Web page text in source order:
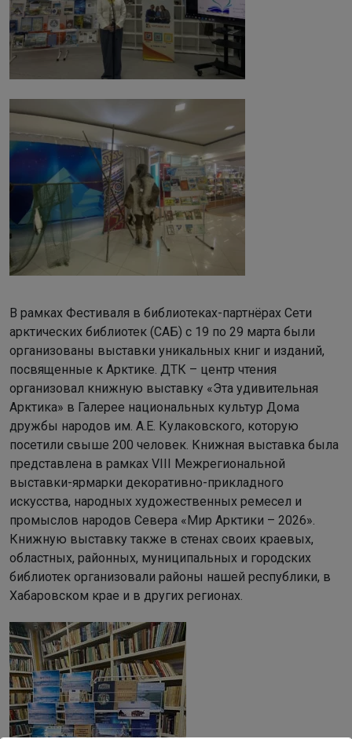
В рамках Фестиваля в библиотеках-партнёрах Сети
арктических библиотек (САБ) с 19 по 29 марта были
организованы выставки уникальных книг и изданий,
посвященные к Арктике. ДТК – центр чтения
организовал книжную выставку «Эта удивительная
Арктика» в Галерее национальных культур Дома
дружбы народов им. А.Е. Кулаковского, которую
посетили свыше 200 человек. Книжная выставка была
представлена в рамках VIII Межрегиональной
выставки-ярмарки декоративно-прикладного
искусства, народных художественных ремесел и
промыслов народов Севера «Мир Арктики – 2026».
Книжную выставку также в стенах своих краевых,
областных, районных, муниципальных и городских
библиотек организовали районы нашей республики, в
Хабаровском крае и в других регионах.